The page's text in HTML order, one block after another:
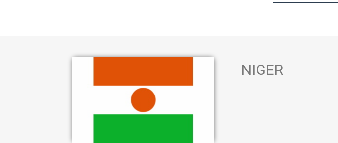
NIGER